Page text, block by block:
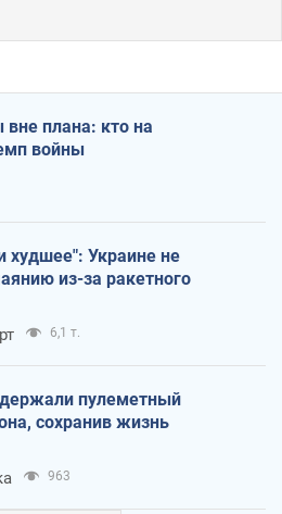
вне плана: кто на
войны
Украине не
из-за ракетного
6,1 т.
пулеметный
сохранив жизнь
963